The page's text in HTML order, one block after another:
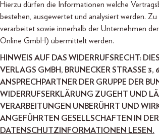
Hierzu dürfen die Informationen welche
bestehen, ausgewertet und analysiert werden.
verarbeitet sowie innerhalb der Unternehmen
Online GmbH) übermittelt werden.
HINWEIS AUF DAS WIDERRUFSRECHT:
VERLAGS GMBH, BRUNECKER STRASSE
NSPRECHPARTNER DER GRUPPE DER
IDERRUFSERKLÄRUNG ZUGEHT UND
ERARBEITUNGEN UNBERÜHRT UND
NGEFÜHRTEN GESELLSCHAFTEN IN
DATENSCHUTZINFORMATIONEN LESEN.